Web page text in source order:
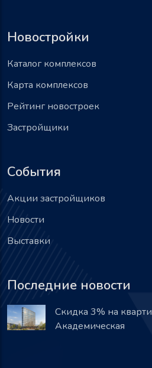
Новостройки
Каталог комплексов
Карта комплексов
Рейтинг новостроек
Застройщики
События
Акции застройщиков
Новости
Выставки
Последние новости
Скидка 3% на
Академическая